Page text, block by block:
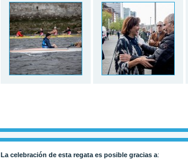
La celebración de esta regata es posible gracias a: